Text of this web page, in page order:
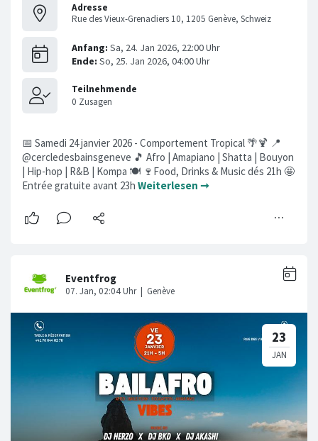
Adresse
Rue des Vieux-Grenadiers 10, 1205 Genève, Schweiz
📅 Samedi 24 janvier 2026 - Comportement Tropical 🌴🍹 📍
@cercledesbainsgeneve 🎵 Afro | Amapiano | Shatta | Bouyon
| Hip-hop | R&B | Kompa 🍽️ 🍷Food, Drinks & Music dés 21h 🤩
Entrée gratuite avant 23h Weiterlesen ➞